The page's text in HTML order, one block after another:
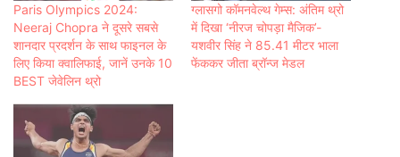
Paris Olympics 2024:
Neeraj Chopra ने दूसरे सबसे
शानदार प्रदर्शन के साथ फाइनल के
लिए किया क्वालिफाई, जानें उनके 10
BEST जेवेलिन थ्रो
ग्लासगो कॉमनवेल्थ गेम्स: अंतिम थ्रो
में दिखा ‘नीरज चोपड़ा मैजिक’-
यशवीर सिंह ने 85.41 मीटर भाला
फेंककर जीता ब्रॉन्ज मेडल